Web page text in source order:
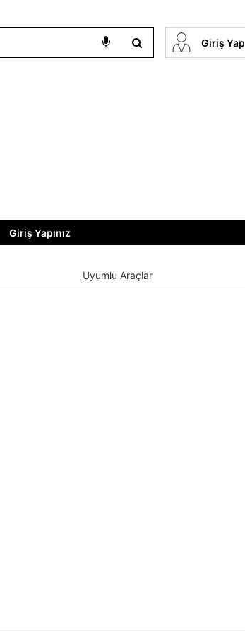
Giriş Yap
Giriş Yapınız
Uyumlu Araçlar